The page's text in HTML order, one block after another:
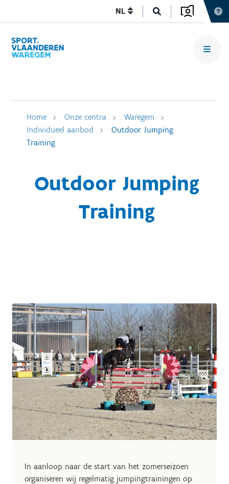
NL
Home Onze centra
Waregem
Individueel aanbod
Outdoor Jumping
Training
Outdoor Jumping
Training
In aanloop naar de start van het zomerseizoen
organiseren wij regelmatig jumpingtrainingen op